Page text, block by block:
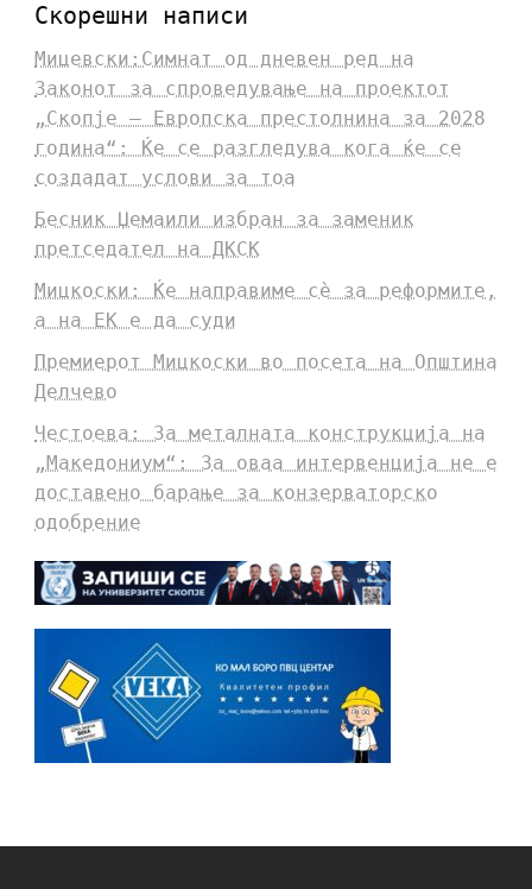
Скорешни написи
Мицевски:Симнат од дневен ред на
Законот за спроведување на проектот
„Скопје – Европска престолнина за 2028
година“: Ќе се разгледува кога ќе се
создадат услови за тоа
Бесник Џемаили избран за заменик
претседател на ДКСК
Мицкоски: Ќе направиме сè за реформите,
а на ЕК е да суди
Премиерот Мицкоски во посета на Општина
Делчево
Честоева: За металната конструкција на
„Македониум“: За оваа интервенција не е
доставено барање за конзерваторско
одобрение